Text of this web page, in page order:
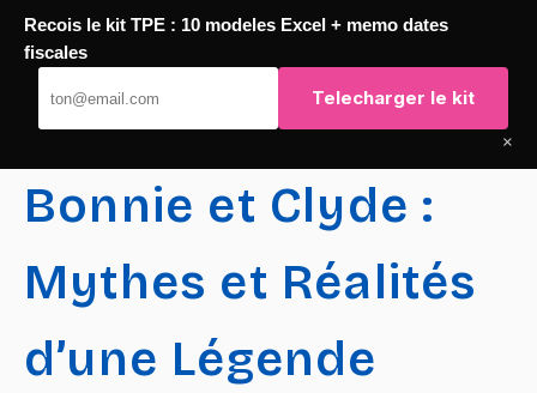
Passer
au
contenu
TaqTaq
Bonnie et Clyde :
Mythes et Réalités
d’une Légende
Recois le kit TPE : 10 modeles Excel + memo dates
fiscales
Telecharger le kit
×